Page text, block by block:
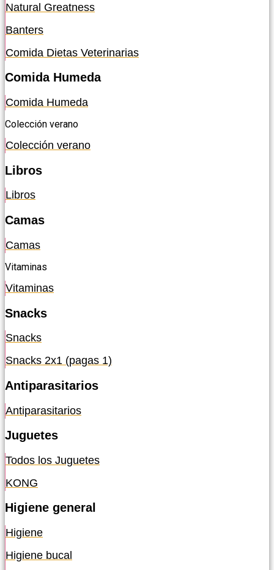
Natural Greatness
Banters
Comida Dietas Veterinarias
Comida Humeda
Comida Humeda
Colección verano
Colección verano
Libros
Libros
Camas
Camas
Vitaminas
Vitaminas
Snacks
Snacks
Snacks 2x1 (pagas 1)
Antiparasitarios
Antiparasitarios
Juguetes
Todos los Juguetes
KONG
Higiene general
Higiene
Higiene bucal